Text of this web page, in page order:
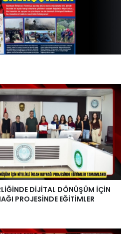
DİJİTAL DÖNÜŞÜM İÇİN
PROJESİNDE EĞİTİMLER